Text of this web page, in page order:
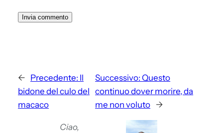
← Precedente: Il
bidone del culo del
macaco
Successivo: Questo
continuo dover morire, da
me non voluto →
Ciao,